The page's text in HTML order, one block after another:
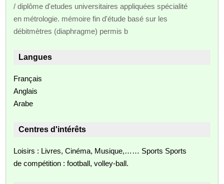
/ diplôme d'etudes universitaires appliquées spécialité
en métrologie. mémoire fin d'étude basé sur les
débitmètres (diaphragme) permis b
Langues
Français
Anglais
Arabe
Centres d'intérêts
Loisirs : Livres, Cinéma, Musique,…… Sports Sports
de compétition : football, volley-ball.